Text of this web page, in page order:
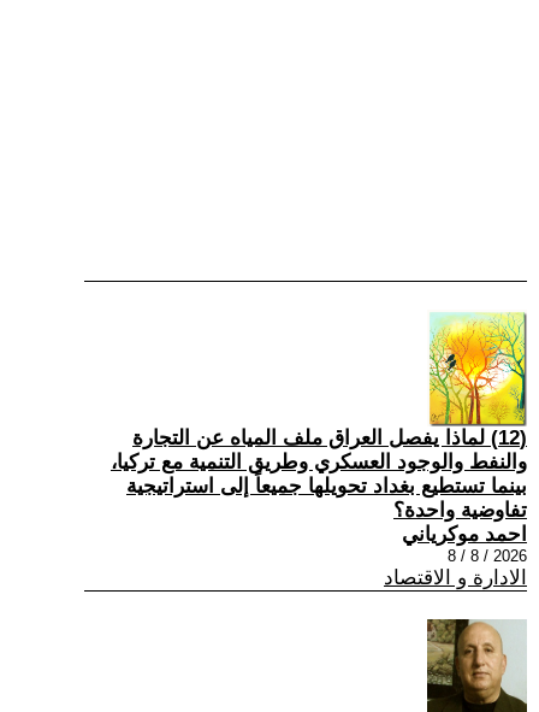
(12) لماذا يفصل العراق ملف المياه عن التجارة
والنفط والوجود العسكري وطريق التنمية مع تركيا،
بينما تستطيع بغداد تحويلها جميعاً إلى استراتيجية
تفاوضية واحدة؟
احمد موكرياني
2026 / 8 / 8
الادارة و الاقتصاد